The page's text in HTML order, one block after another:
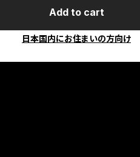
Add to cart
日本国内にお住まいの方向け